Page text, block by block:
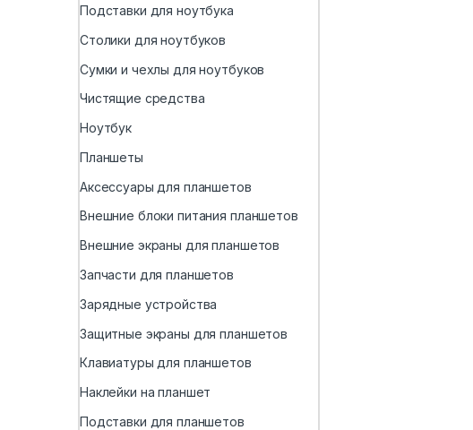
Подставки для ноутбука
Столики для ноутбуков
Сумки и чехлы для ноутбуков
Чистящие средства
Ноутбук
Планшеты
Аксессуары для планшетов
Внешние блоки питания планшетов
Внешние экраны для планшетов
Запчасти для планшетов
Зарядные устройства
Защитные экраны для планшетов
Клавиатуры для планшетов
Наклейки на планшет
Подставки для планшетов